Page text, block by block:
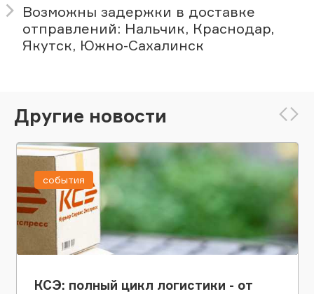
Возможны задержки в доставке
отправлений: Нальчик, Краснодар,
Якутск, Южно-Сахалинск
Другие новости
КСЭ: полный цикл логистики - от
события